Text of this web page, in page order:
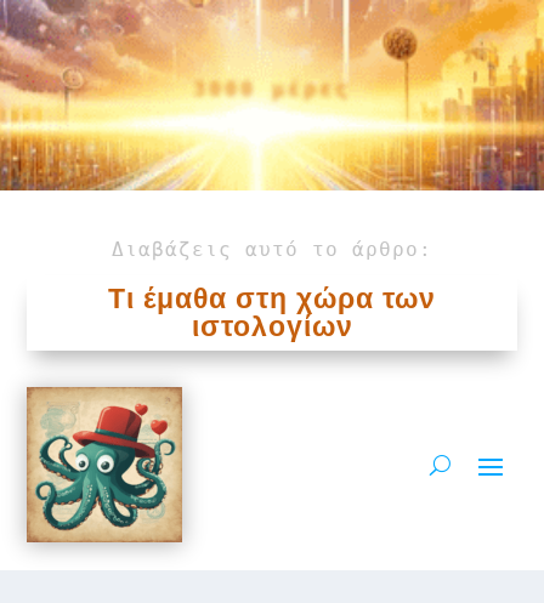
3000 μέρες
Διαβάζεις αυτό το άρθρο:
Τι έμαθα στη χώρα των
ιστολογίων